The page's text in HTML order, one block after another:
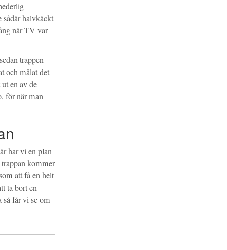
sådär halvkäckt
när TV var
trappen
och målat det
en av de
för när man
har vi en plan
kommer
att få en helt
ta bort en
så får vi se om